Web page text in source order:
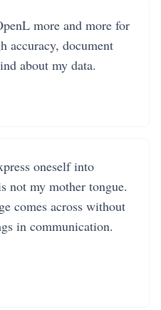
more and more for
accuracy, document
about my data.
oneself into
not my mother tongue.
comes across without
in communication.